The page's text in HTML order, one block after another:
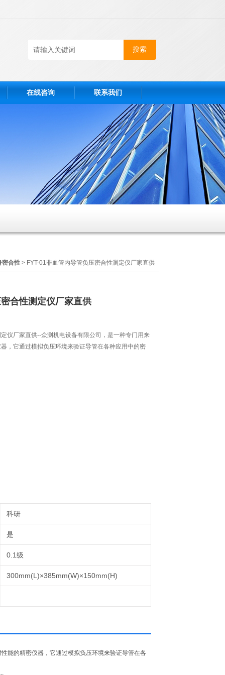
在线咨询 联系我们
密合性 > FYT-01非血管内导管负压密合性测定仪厂家直供
合性测定仪厂家直供
仪厂家直供--众测机电设备有限公司，是一种专门用来
，它通过模拟负压环境来验证导管在各种应用中的密
科研
是
0.1级
300mm(L)×385mm(W)×150mm(H)
能的精密仪器，它通过模拟负压环境来验证导管在各